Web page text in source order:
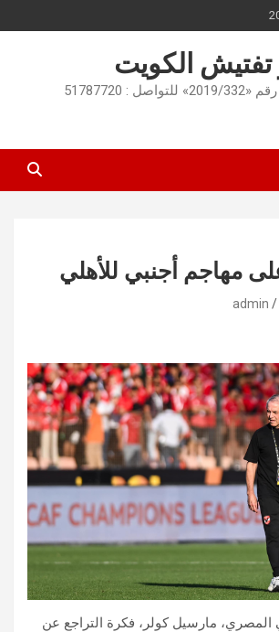
تفتيش الكويت
: 51787720
مهاجم أجنبي للأهلي
admin
مارسيل كولر، فكرة التراجع عن